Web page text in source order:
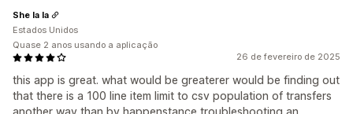
26 de fevereiro de 2025
this app is great. what would be greaterer would be finding out
that there is a 100 line item limit to csv population of transfers
She la la
Estados Unidos
Quase 2 anos usando a aplicação